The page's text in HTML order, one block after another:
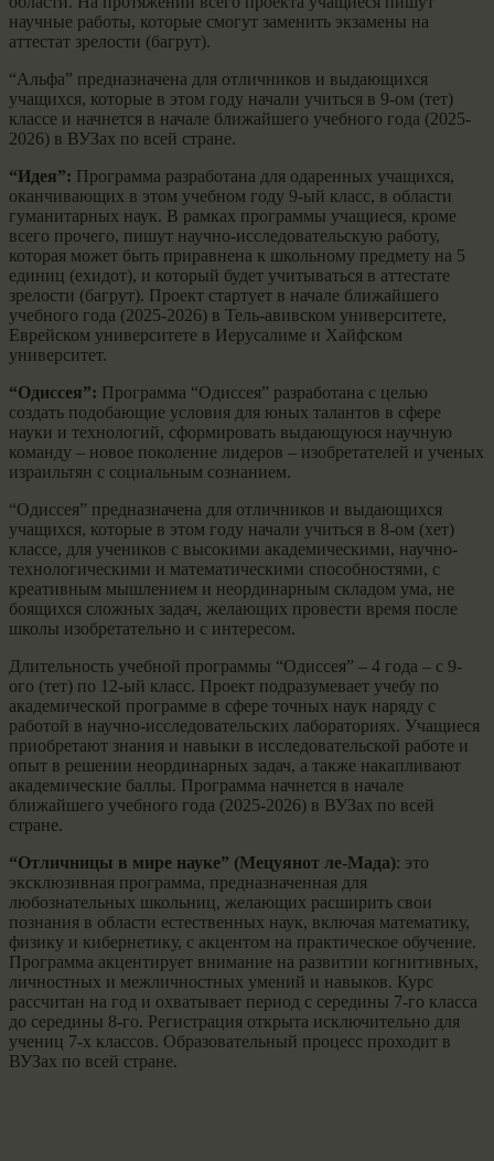
научные работы, которые смогут заменить экзамены на
аттестат зрелости (багрут).
“Альфа” предназначена для отличников и выдающихся
учащихся, которые в этом году начали учиться в 9-ом (тет)
классе и начнется в начале ближайшего учебного года (2025-
2026) в ВУЗах по всей стране.
“Идея”: Программа разработана для одаренных учащихся,
оканчивающих в этом учебном году 9-ый класс, в области
гуманитарных наук. В рамках программы учащиеся, кроме
всего прочего, пишут научно-исследовательскую работу,
которая может быть приравнена к школьному предмету на 5
единиц (ехидот), и который будет учитываться в аттестате
зрелости (багрут). Проект стартует в начале ближайшего
учебного года (2025-2026) в Тель-авивском университете,
Еврейском университете в Иерусалиме и Хайфском
университет.
“Одиссея”: Программа “Одиссея” разработана с целью
создать подобающие условия для юных талантов в сфере
науки и технологий, сформировать выдающуюся научную
команду – новое поколение лидеров – изобретателей и ученых
израильтян с социальным сознанием.
“Одиссея” предназначена для отличников и выдающихся
учащихся, которые в этом году начали учиться в 8-ом (хет)
классе, для учеников с высокими академическими, научно-
технологическими и математическими способностями, с
креативным мышлением и неординарным складом ума, не
боящихся сложных задач, желающих провести время после
школы изобретательно и с интересом.
Длительность учебной программы “Одиссея” – 4 года – с 9-
ого (тет) по 12-ый класс. Проект подразумевает учебу по
академической программе в сфере точных наук наряду с
работой в научно-исследовательских лабораториях. Учащиеся
приобретают знания и навыки в исследовательской работе и
опыт в решении неординарных задач, а также накапливают
академические баллы. Программа начнется в начале
ближайшего учебного года (2025-2026) в ВУЗах по всей
стране.
“Отличницы в мире науке” (Мецуянот ле-Мада): это
эксклюзивная программа, предназначенная для
любознательных школьниц, желающих расширить свои
познания в области естественных наук, включая математику,
физику и кибернетику, с акцентом на практическое обучение.
Программа акцентирует внимание на развитии когнитивных,
личностных и межличностных умений и навыков. Курс
рассчитан на год и охватывает период с середины 7-го класса
до середины 8-го. Регистрация открыта исключительно для
учениц 7-х классов. Образовательный процесс проходит в
ВУЗах по всей стране.